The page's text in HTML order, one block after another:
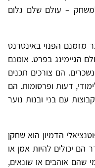
– עולם שלם גלום
מזמנם הפנוי באינטרנט
הגיימינג בפרט. אומנם
הם צורכים תכנים
דעות ופרסומות. הם
עם בני ובנות נוער
הדמיון הוא שחקן
יכולים להיות אמן או
שהם אוהבים או שונאים,